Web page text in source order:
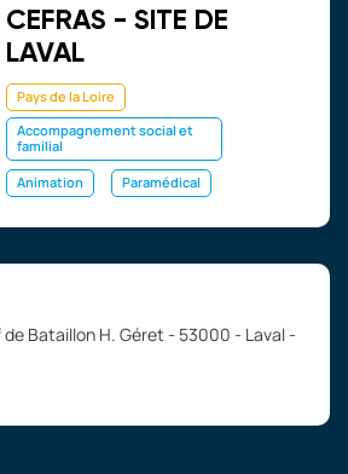
CEFRAS - SITE DE
LAVAL
Pays de la Loire
Accompagnement social et
familial
Animation
Paramédical
de Bataillon H. Géret - 53000 - Laval -